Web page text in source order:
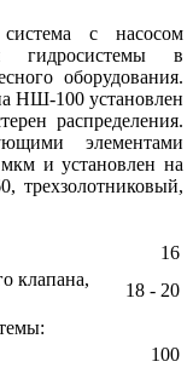
система с насосом
гидросистемы в
оборудования.
НШ-100 установлен
распределения.
элементами
и установлен на
трехзолотниковый,
16
клапана,
18 - 20
100